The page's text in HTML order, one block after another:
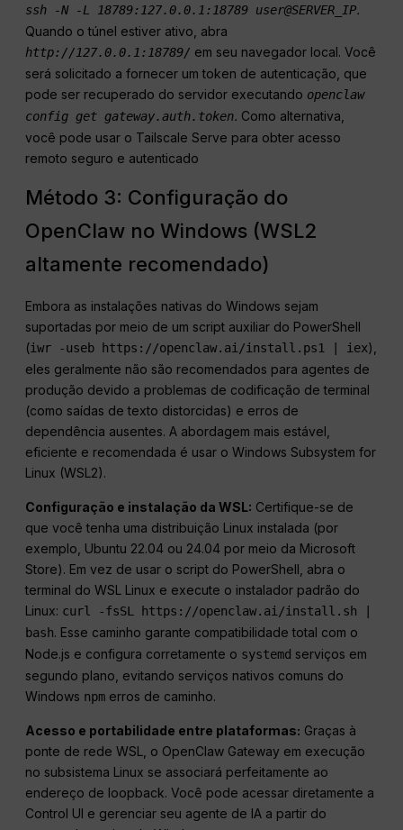
ssh -N -L 18789:127.0.0.1:18789 user@SERVER_IP.
Quando o túnel estiver ativo, abra
http://127.0.0.1:18789/ em seu navegador local. Você
será solicitado a fornecer um token de autenticação, que
pode ser recuperado do servidor executando openclaw
config get gateway.auth.token. Como alternativa,
você pode usar o Tailscale Serve para obter acesso
remoto seguro e autenticado
Método 3: Configuração do
OpenClaw no Windows (WSL2
altamente recomendado)
Embora as instalações nativas do Windows sejam
suportadas por meio de um script auxiliar do PowerShell
(iwr -useb https://openclaw.ai/install.ps1 | iex),
eles geralmente não são recomendados para agentes de
produção devido a problemas de codificação de terminal
(como saídas de texto distorcidas) e erros de
dependência ausentes. A abordagem mais estável,
eficiente e recomendada é usar o Windows Subsystem for
Linux (WSL2).
Configuração e instalação da WSL: Certifique-se de
que você tenha uma distribuição Linux instalada (por
exemplo, Ubuntu 22.04 ou 24.04 por meio da Microsoft
Store). Em vez de usar o script do PowerShell, abra o
terminal do WSL Linux e execute o instalador padrão do
Linux: curl -fsSL https://openclaw.ai/install.sh |
bash. Esse caminho garante compatibilidade total com o
Node.js e configura corretamente o systemd serviços em
segundo plano, evitando serviços nativos comuns do
Windows npm erros de caminho.
Acesso e portabilidade entre plataformas: Graças à
ponte de rede WSL, o OpenClaw Gateway em execução
no subsistema Linux se associará perfeitamente ao
endereço de loopback. Você pode acessar diretamente a
Control UI e gerenciar seu agente de IA a partir do